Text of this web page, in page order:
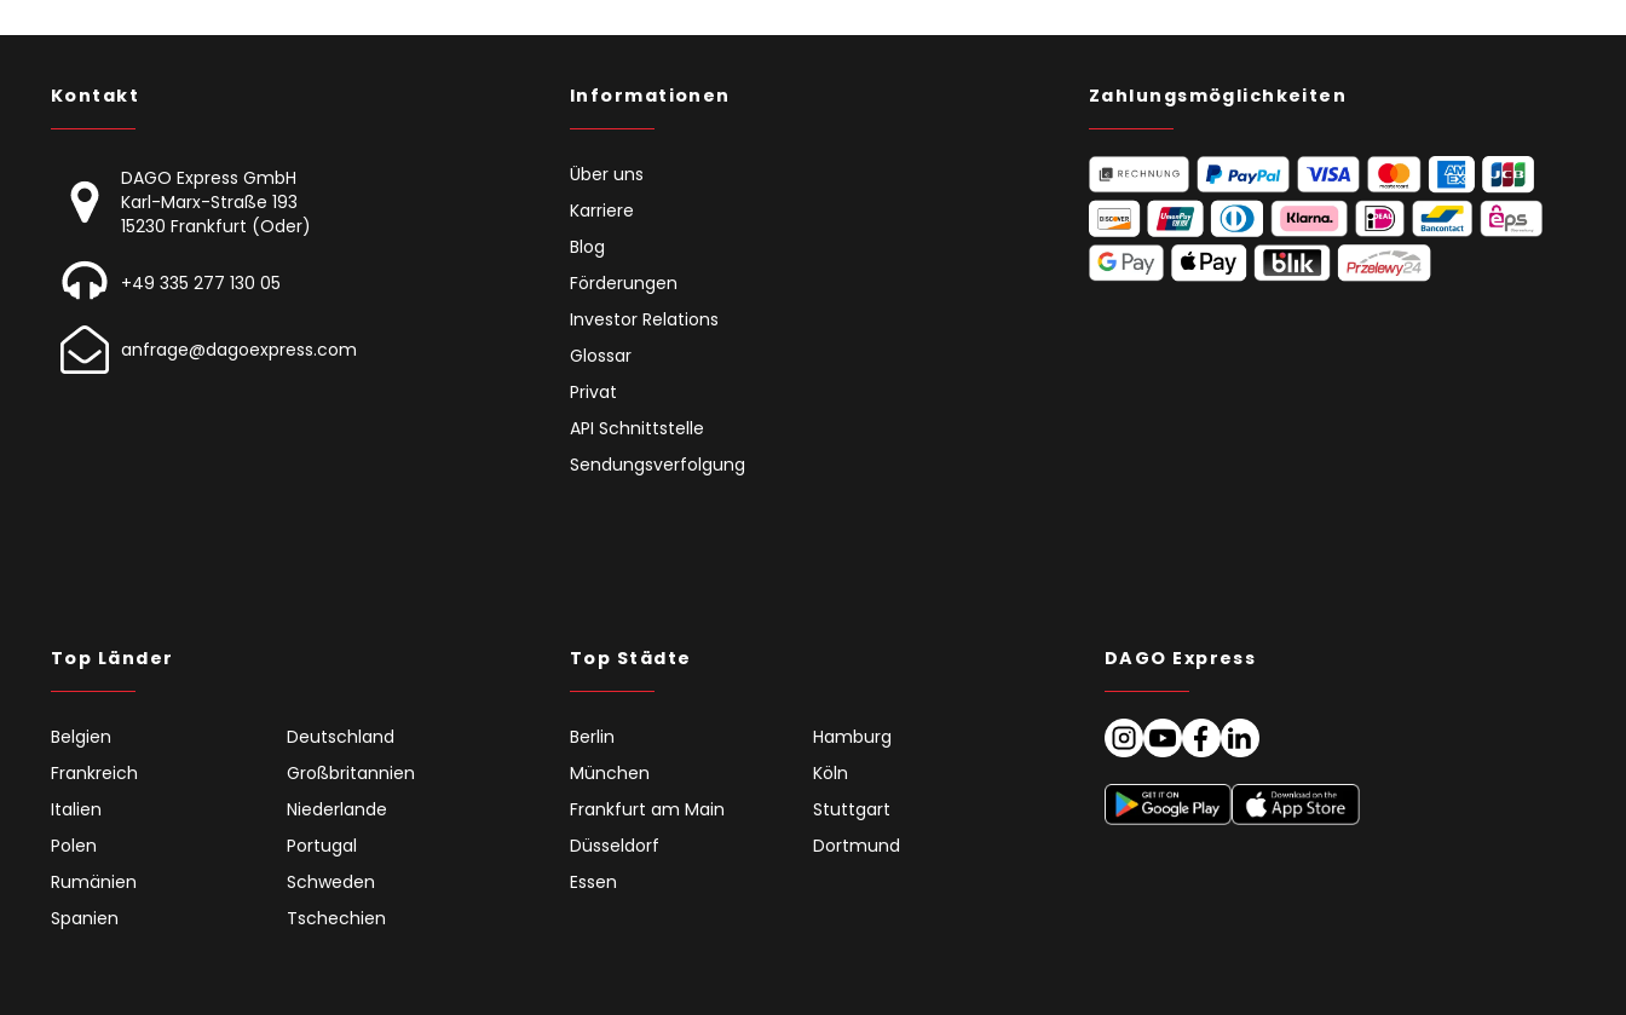
Kontakt
DAGO Express GmbH
Karl-Marx-Straße 193
15230 Frankfurt (Oder)
+49 335 277 130 05
anfrage@dagoexpress.com
Informationen
Über uns
Karriere
Blog
Förderungen
Investor Relations
Glossar
Privat
API Schnittstelle
Sendungsverfolgung
Zahlungsmöglichkeiten
Top Länder
Belgien
Deutschland
Frankreich
Großbritannien
Italien
Niederlande
Polen
Portugal
Rumänien
Schweden
Spanien
Tschechien
Top Städte
Berlin
Hamburg
München
Köln
Frankfurt am Main
Stuttgart
Düsseldorf
Dortmund
Essen
DAGO Express